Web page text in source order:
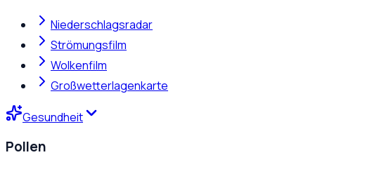
Niederschlagsradar
Strömungsfilm
Wolkenfilm
Großwetterlagenkarte
Gesundheit
Pollen